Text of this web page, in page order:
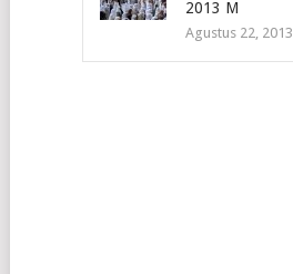
2013 M
Agustus 22, 2013